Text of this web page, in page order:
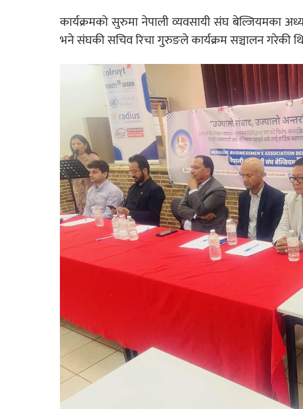
कार्यक्रमको सुरुमा नेपाली व्यवसायी संघ बेल्जियमका
भने संघकी सचिव रिचा गुरुङले कार्यक्रम सञ्चालन गरेकी